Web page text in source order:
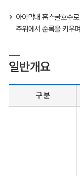
아이막내 훕스굴호수
주위에서 순록을 키우
일반개요
구 분